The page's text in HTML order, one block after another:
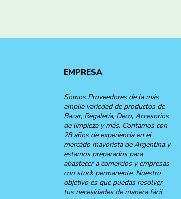
EMPRESA
Somos Proveedores de la más
amplia variedad de productos de
Bazar, Regalería, Deco, Accesorios
de limpieza y más. Contamos con
28 años de experiencia en el
mercado mayorista de Argentina y
estamos preparados para
abastecer a comercios y empresas
con stock permanente. Nuestro
objetivo es que puedas resolver
tus necesidades de manera fácil